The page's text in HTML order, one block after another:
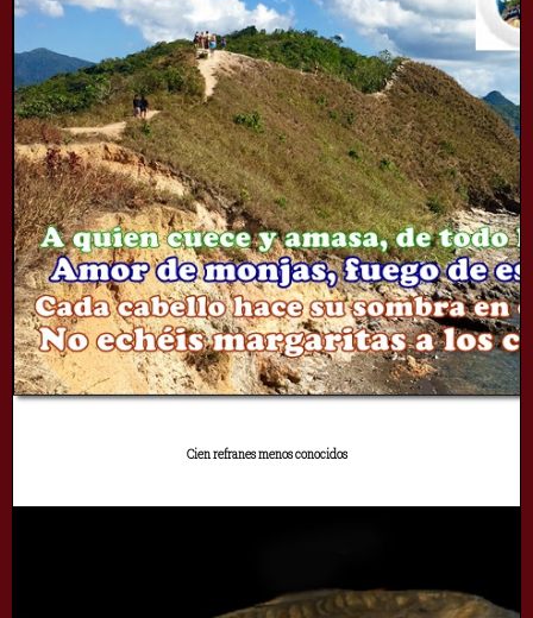
Cien refranes menos conocidos